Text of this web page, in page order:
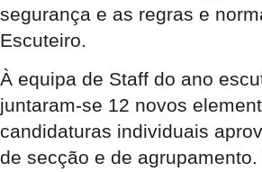
segurança e as regras e
Escuteiro.
À equipa de Staff do ano
juntaram-se 12 novos
candidaturas individuais
de secção e de